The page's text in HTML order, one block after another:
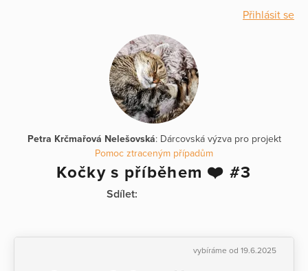
Přihlásit se
Petra Krčmařová Nelešovská: Dárcovská výzva pro projekt
Pomoc ztraceným případům
Kočky s příběhem ❤️ #3
Sdílet:
vybíráme od 19.6.2025